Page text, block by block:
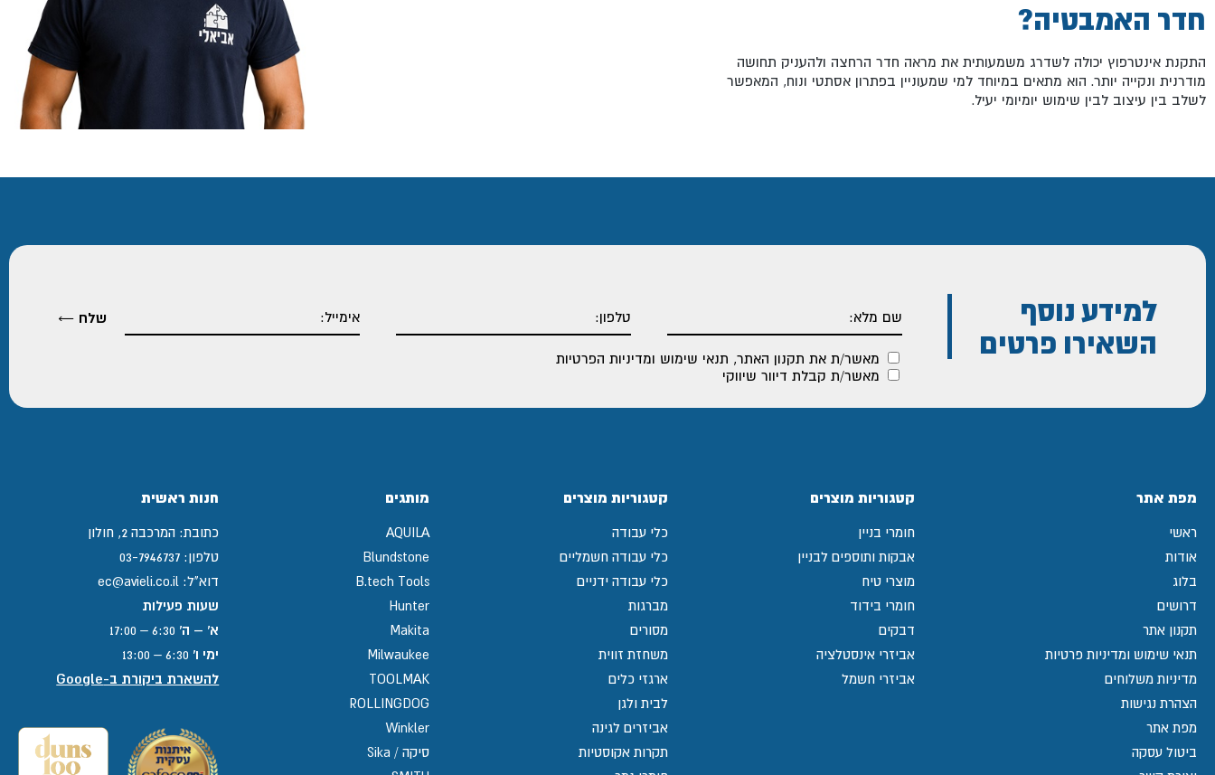
חדר האמבטיה?
התקנת אינטרפוץ יכולה לשדרג משמעותית את מראה חדר הרחצה ולהעניק תחושה
מודרנית ונקייה יותר. הוא מתאים במיוחד למי שמעוניין בפתרון אסתטי ונוח, המאפשר
לשלב בין עיצוב לבין שימוש יומיומי יעיל.
למידע נוסף
השאירו פרטים
מאשר/ת את תקנון האתר, תנאי שימוש ומדיניות הפרטיות
מאשר/ת קבלת דיוור שיווקי
מפת אתר
ראשי
אודות
בלוג
דרושים
תקנון אתר
תנאי שימוש ומדיניות פרטיות
מדיניות משלוחים
הצהרת נגישות
מפת אתר
ביטול עסקה
קטגוריות מוצרים
חומרי בניין
אבקות ותוספים לבניין
מוצרי טיח
חומרי בידוד
דבקים
אביזרי אינסטלציה
אביזרי חשמל
קטגוריות מוצרים
כלי עבודה
כלי עבודה חשמליים
כלי עבודה ידניים
מברגות
מסורים
משחזת זווית
ארגזי כלים
לבית ולגן
אביזרים לגינה
תקרות אקוסטיות
מותגים
AQUILA
Blundstone
B.tech Tools
Hunter
Makita
Milwaukee
TOOLMAK
ROLLINGDOG
Winkler
סיקה / Sika
חנות ראשית
כתובת: המרכבה 2, חולון
טלפון: 03-7946737
דוא"ל: ec@avieli.co.il
שעות פעילות
א' – ה'
ימי ו'
להשארת ביקורת ב-Google